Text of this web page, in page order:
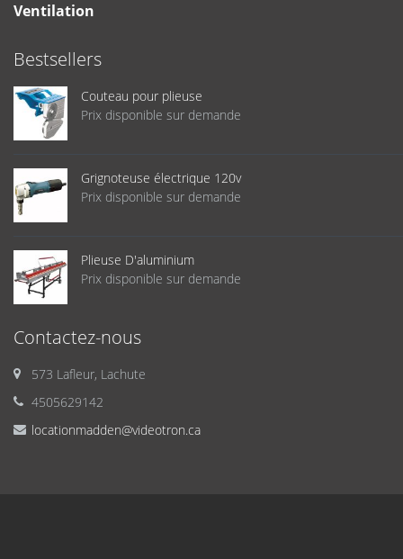
Ventilation
Bestsellers
Couteau pour plieuse
Prix disponible sur demande
Grignoteuse électrique 120v
Prix disponible sur demande
Plieuse D'aluminium
Prix disponible sur demande
Contactez-nous
573 Lafleur, Lachute
4505629142
locationmadden@videotron.ca